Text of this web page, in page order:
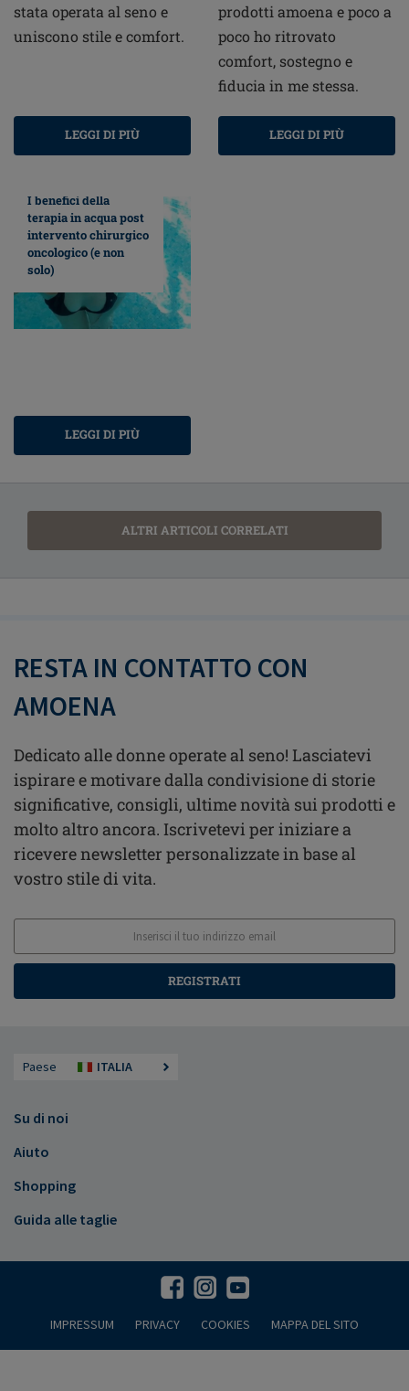
stata operata al seno e
uniscono stile e comfort.
LEGGI DI PIÙ
prodotti amoena e poco a
poco ho ritrovato
comfort, sostegno e
fiducia in me stessa.
LEGGI DI PIÙ
I benefici della
terapia in acqua post
intervento chirurgico
oncologico (e non
solo)
LEGGI DI PIÙ
ALTRI ARTICOLI CORRELATI
RESTA IN CONTATTO CON
AMOENA
Dedicato alle donne operate al seno! Lasciatevi
ispirare e motivare dalla condivisione di storie
significative, consigli, ultime novità sui prodotti e
molto altro ancora. Iscrivetevi per iniziare a
ricevere newsletter personalizzate in base al
vostro stile di vita.
REGISTRATI
Paese ITALIA
Su di noi
Aiuto
Shopping
Guida alle taglie
IMPRESSUM PRIVACY COOKIES MAPPA DEL SITO